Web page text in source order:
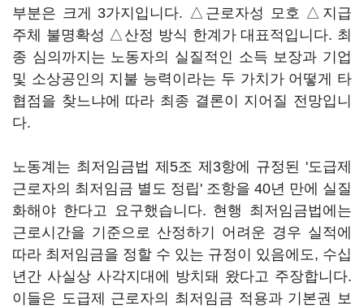
부분은 크게 3가지입니다. △근로자성 모호 △지급
주체 불명확성 △산정 방식 한계가 대표적입니다. 최
종 심의까지는 노동자의 실질적인 소득 보장과 기업
및 소상공인의 지불 능력이라는 두 가치가 어떻게 타
협점을 찾느냐에 따라 최종 결론이 지어질 전망입니
다.
노동계는 최저임금법 제5조 제3항에 규정된 '도급제
근로자의 최저임금 별도 정립' 조항을 40년 만에 실질
화해야 한다고 요구했습니다. 현행 최저임금법에는
근로시간을 기준으로 산정하기 어려운 경우 실적에
따라 최저임금을 정할 수 있는 규정이 있음에도, 수십
년간 사실상 사각지대에 방치돼 왔다고 주장합니다.
이들은 도급제 근로자의 최저임금 적용과 기본권 보